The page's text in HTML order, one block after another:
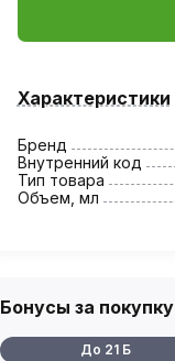
Характеристики
Бренд
Внутренний код
Тип товара
Объем, мл
Бонусы за покупку
До 21 Б